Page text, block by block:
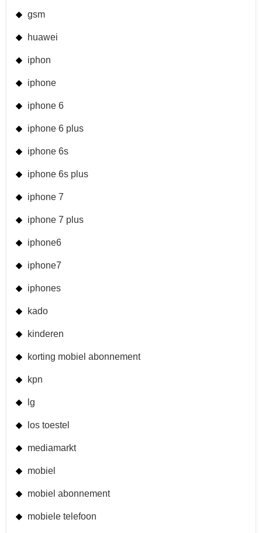
gsm
huawei
iphon
iphone
iphone 6
iphone 6 plus
iphone 6s
iphone 6s plus
iphone 7
iphone 7 plus
iphone6
iphone7
iphones
kado
kinderen
korting mobiel abonnement
kpn
lg
los toestel
mediamarkt
mobiel
mobiel abonnement
mobiele telefoon